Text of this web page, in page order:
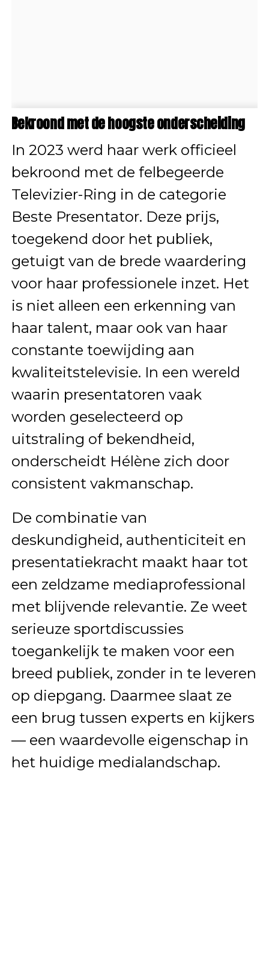
Bekroond met de hoogste onderscheiding
In 2023 werd haar werk officieel
bekroond met de felbegeerde
Televizier-Ring in de categorie
Beste Presentator. Deze prijs,
toegekend door het publiek,
getuigt van de brede waardering
voor haar professionele inzet. Het
is niet alleen een erkenning van
haar talent, maar ook van haar
constante toewijding aan
kwaliteitstelevisie. In een wereld
waarin presentatoren vaak
worden geselecteerd op
uitstraling of bekendheid,
onderscheidt Hélène zich door
consistent vakmanschap.
De combinatie van
deskundigheid, authenticiteit en
presentatiekracht maakt haar tot
een zeldzame mediaprofessional
met blijvende relevantie. Ze weet
serieuze sportdiscussies
toegankelijk te maken voor een
breed publiek, zonder in te leveren
op diepgang. Daarmee slaat ze
een brug tussen experts en kijkers
— een waardevolle eigenschap in
het huidige medialandschap.